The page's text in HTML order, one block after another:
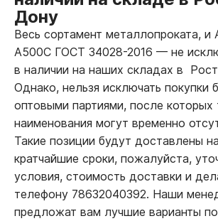
Дону
Весь сортамент металлопроката, и
А500С ГОСТ 34028-2016 — не
в наличии на наших складах в
Однако, нельзя исключать покупки
оптовыми партиями, после которых
наименования могут временно
Такие позиции будут доставлены
кратчайшие сроки, пожалуйста,
условия, стоимость доставки и
телефону 78632040392. Наши
предложат вам лучшие варианты